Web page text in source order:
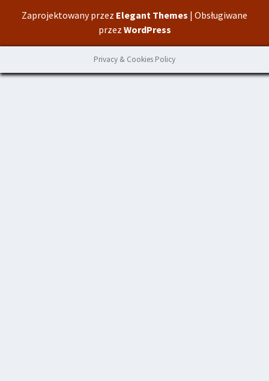
Zaprojektowany przez Elegant Themes | Obsługiwane
przez WordPress
Privacy & Cookies Policy